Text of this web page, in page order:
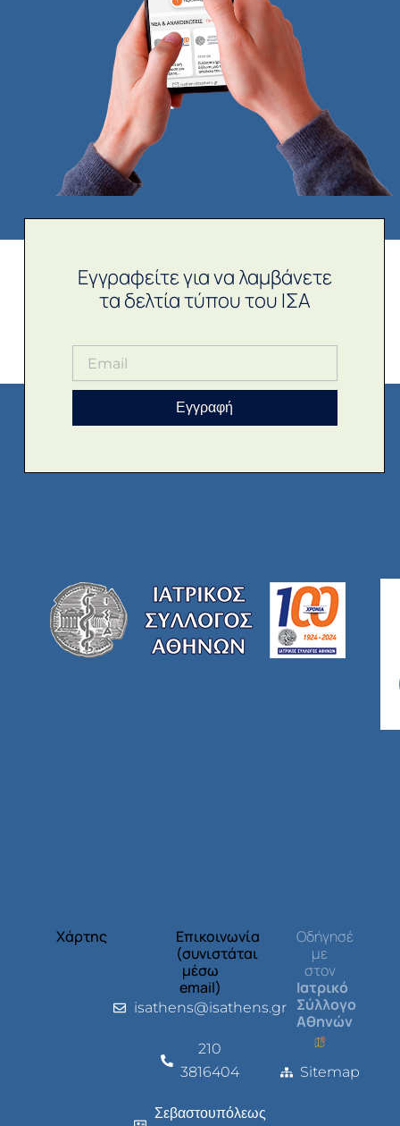
Εγγραφείτε για να λαμβάνετε
τα δελτία τύπου του ΙΣΑ
Εγγραφή
Χάρτης
Επικοινωνία
(συνιστάται
μέσω
email)
isathens@isathens.gr
210
3816404
Σεβαστουπόλεως
Οδήγησέ
με
στον
Ιατρικό
Σύλλογο
Αθηνών
Sitemap